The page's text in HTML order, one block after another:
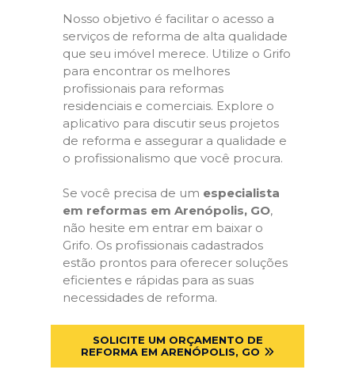
Nosso objetivo é facilitar o acesso a
serviços de reforma de alta qualidade
que seu imóvel merece. Utilize o Grifo
para encontrar os melhores
profissionais para reformas
residenciais e comerciais. Explore o
aplicativo para discutir seus projetos
de reforma e assegurar a qualidade e
o profissionalismo que você procura.
Se você precisa de um especialista
em reformas em Arenópolis, GO,
não hesite em entrar em baixar o
Grifo. Os profissionais cadastrados
estão prontos para oferecer soluções
eficientes e rápidas para as suas
necessidades de reforma.
SOLICITE UM ORÇAMENTO DE
REFORMA EM ARENÓPOLIS, GO